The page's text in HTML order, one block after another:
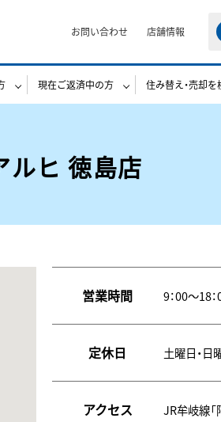
お問い合わせ 店舗情報
現在ご返済中の方 住み替え・売却
ルヒ 徳島店
営業時間 9：00～18
定休日 土曜日・日
アクセス JR牟岐線